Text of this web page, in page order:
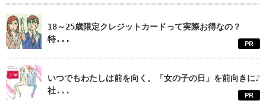
18～25歳限定クレジットカードって実際お得なの？
特...
PR
いつでもわたしは前を向く。「女の子の日」を前向きに♪
社...
PR